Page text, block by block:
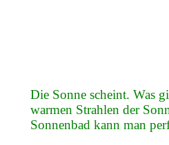
Die Sonne scheint. Was
warmen Strahlen der
Sonnenbad kann man